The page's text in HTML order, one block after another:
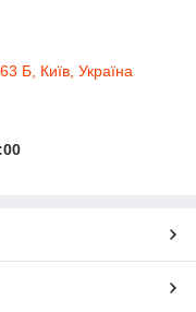
Б, Київ, Україна